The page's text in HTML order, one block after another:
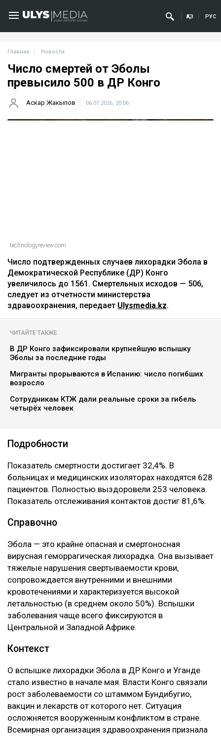
ҚАЗ РУС
Главная Новости
Число смертей от Эболы
превысило 500 в ДР Конго
Аскар Жакыпов 06.07.2026, 20:06
technologyreview.com
Число подтвержденных случаев лихорадки Эбола в
Демократической Республике (ДР) Конго
увеличилось до 1561. Смертельных исходов — 506,
следует из отчетности министерства
здравоохранения, передает Ulysmedia.kz.
ЧИТАЙТЕ ТАКЖЕ
В ДР Конго зафиксировали крупнейшую вспышку
Эболы за последние годы
Мигранты прорываются в Испанию: число погибших
возросло
Сотрудникам КТЖ дали реальные сроки за гибель
четырёх человек
Подробности
Показатель смертности достигает 32,4%. В
больницах и медицинских изоляторах находятся 628
пациентов. Полностью выздоровели 253 человека.
Показатель отслеживания контактов достиг 81,6%.
Справочно
Эбола — это крайне опасная и смертоносная
вирусная геморрагическая лихорадка. Она вызывает
тяжелые нарушения свертываемости крови,
сопровождается внутренними и внешними
кровотечениями и характеризуется высокой
летальностью (в среднем около 50%). Вспышки
заболевания чаще всего фиксируются в
Центральной и Западной Африке.
Контекст
О вспышке лихорадки Эбола в ДР Конго и Уганде
стало известно в начале мая. Власти Конго связали
рост заболеваемости со штаммом Бундибугио,
вакцин и лекарств от которого нет. Ситуация
осложняется вооруженным конфликтом в стране.
Всемирная организация здравоохранения признала